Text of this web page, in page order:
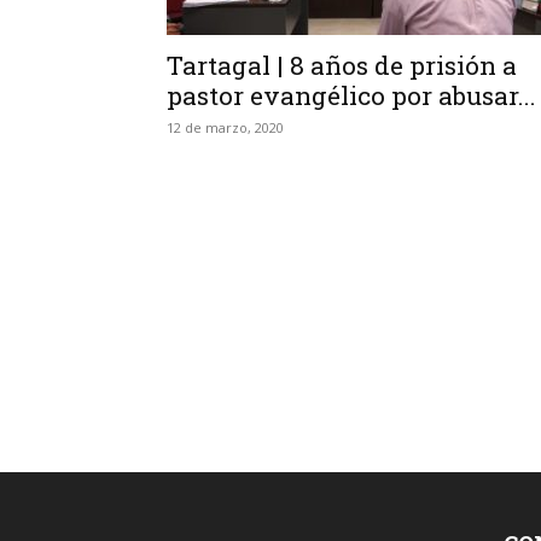
Tartagal | 8 años de prisión a
pastor evangélico por abusar...
12 de marzo, 2020